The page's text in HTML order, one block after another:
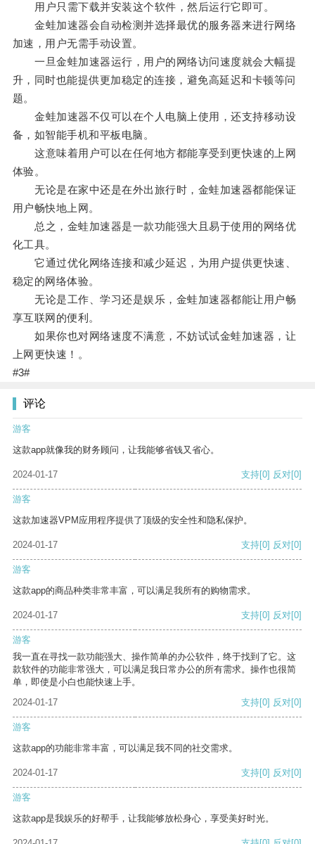
用户只需下载并安装这个软件，然后运行它即可。
金蛙加速器会自动检测并选择最优的服务器来进行网络
加速，用户无需手动设置。
一旦金蛙加速器运行，用户的网络访问速度就会大幅提
升，同时也能提供更加稳定的连接，避免高延迟和卡顿等问
题。
金蛙加速器不仅可以在个人电脑上使用，还支持移动设
备，如智能手机和平板电脑。
这意味着用户可以在任何地方都能享受到更快速的上网
体验。
无论是在家中还是在外出旅行时，金蛙加速器都能保证
用户畅快地上网。
总之，金蛙加速器是一款功能强大且易于使用的网络优
化工具。
它通过优化网络连接和减少延迟，为用户提供更快速、
稳定的网络体验。
无论是工作、学习还是娱乐，金蛙加速器都能让用户畅
享互联网的便利。
如果你也对网络速度不满意，不妨试试金蛙加速器，让
上网更快速！。
#3#
评论
游客
这款app就像我的财务顾问，让我能够省钱又省心。
2024-01-17 支持[0] 反对[0]
游客
这款加速器VPM应用程序提供了顶级的安全性和隐私保护。
2024-01-17 支持[0] 反对[0]
游客
这款app的商品种类非常丰富，可以满足我所有的购物需求。
2024-01-17 支持[0] 反对[0]
游客
我一直在寻找一款功能强大、操作简单的办公软件，终于找到了它。这
款软件的功能非常强大，可以满足我日常办公的所有需求。操作也很简
单，即使是小白也能快速上手。
2024-01-17
支持[0] 反对[0]
游客
这款app的功能非常丰富，可以满足我不同的社交需求。
2024-01-17 支持[0] 反对[0]
游客
这款app是我娱乐的好帮手，让我能够放松身心，享受美好时光。